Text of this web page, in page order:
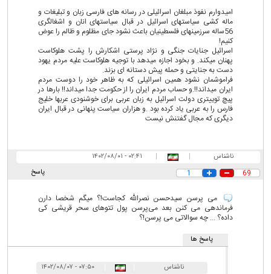
امیدوارم نفوذ مبلغان اسرائیلی در رسانه های فارسی زبان و تبلیغات و
ماله کشی سیاستهای اسرائیل در قبال سیاستهای انان و اشغالگری
56ساله سرزمینهای فلسطینیان باعث نشود جای مظلوم و ظالم را عوض
کنیم!
اسرائیل جنایات جنگی و نژاد پرستی اشکارش را پشت هلوکاست
پهنان میکند. و بخود اجازه میدهد با توجیه هلوکاست علیه مردم یهود
دست به جنایتی و حمله پیش دستانه ای بزند.
فراموشمان نشود همین اسرائیلی که به ظاهر خود را دوست مردم
ایران میداند!!.و حساب مردم ایران را از حکومت جدا میداند!! بارها در
پیچ توییتری دولت اسرائیل به زبان عربی برای خوشنودی عربها خلیج
فارس را به عربی یاد کرده بود .و هزاران سیاست پنهانی در قبال ایران
دیگری که مجال گفتنش نیست
ناشناس |
|
۰۲:۴۱ - ۱۴۰۲/۰۸/۰۱
پاسخ
69
1
می پرسن سیدحسن نصرالله کجاست!؟ میگم شخصا دارن
فرماندهی می کنن بعد می‌پرسن پول تتوهای سحر قریشی کی
داده؟ ... چه سوالاتی می پرسن!؟
پاسخ ها
ناشناس ۰۷:۵۰ - ۱۴۰۲/۰۸/۰۷